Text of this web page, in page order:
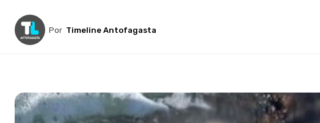
Por Timeline Antofagasta